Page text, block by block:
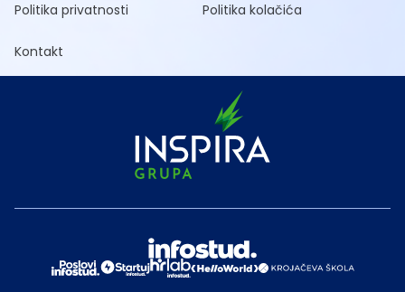
Politika privatnosti Politika kolačića
Kontakt